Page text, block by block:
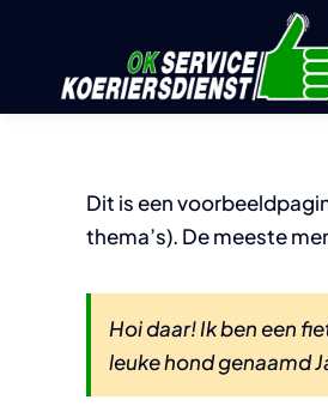
inhoud
Dit is een
thema’s). De meeste
Hoi daar! Ik ben een
leuke hond genaamd